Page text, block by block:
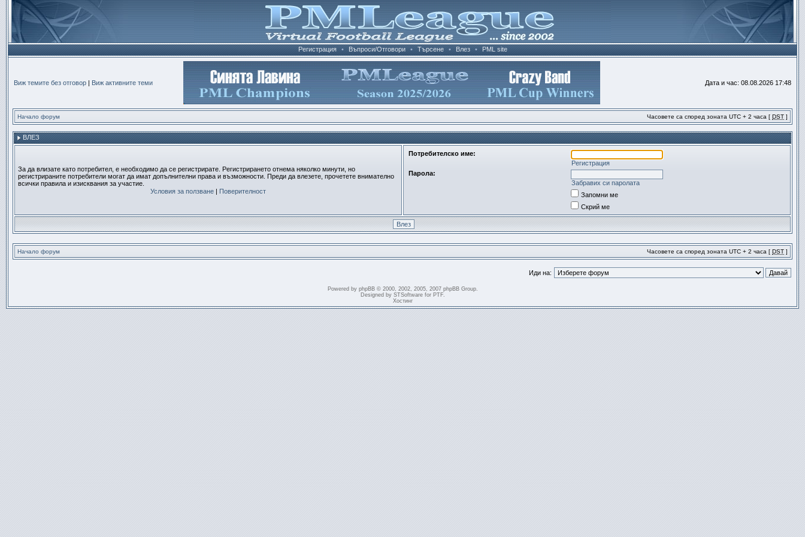
Регистрация • Въпроси/Отговори • Търсене • Влез • PML site
Виж темите без отговор | Виж активните теми Дата и час: 08.08.2026 17:48
Начало форум Часовете са според зоната UTC + 2 часа [ DST ]
ВЛЕЗ
За да влизате като потребител, е необходимо да се регистрирате. Регистрирането отнема няколко минути, но
регистрираните потребители могат да имат допълнителни права и възможности. Преди да влезете, прочетете внимателно
всички правила и изисквания за участие.
Условия за ползване | Поверителност
Потребителско име:
Регистрация
Парола:
Забравих си паролата
Запомни ме
Скрий ме
Начало форум Часовете са според зоната UTC + 2 часа [ DST ]
Иди на:
Powered by phpBB© 2000, 2002, 2005, 2007 phpBB Group.
Designed by STSoftwarefor PTF.
Хостинг